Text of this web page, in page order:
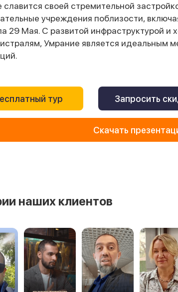
славится своей стремительной
учреждения поблизости,
29 Мая. С развитой инфраструктурой и
Умрание является идеальным
тур Запросить
Скачать
наших клиентов